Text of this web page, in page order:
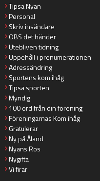
Tipsa Nyan
Personal
Skriv insändare
OBS det händer
Utebliven tidning
Uppehåll i prenumerationen
Adressändring
Sportens kom ihåg
Tipsa sporten
Myndig
100 ord från din förening
Föreningarnas Kom ihåg
Gratulerar
Ny på Åland
Nyans Ros
Nygifta
Vi firar